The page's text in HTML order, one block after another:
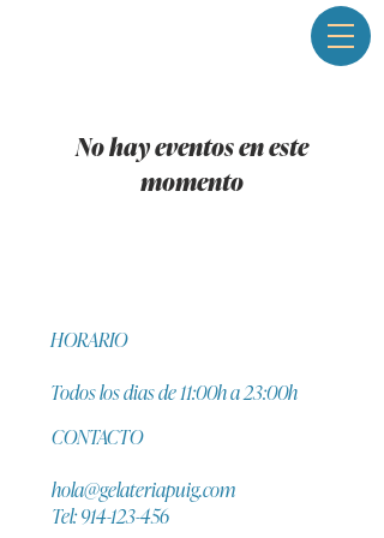
No hay eventos en este
momento
HORARIO
Todos los dias de 11:00h a 23:00h
CONTACTO
hola@gelateriapuig.com
Tel:914-123-456